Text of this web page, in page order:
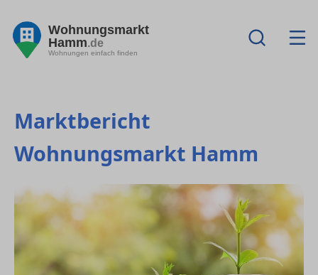
Wohnungsmarkt
Hamm.de
Wohnungen einfach finden
Marktbericht
Wohnungsmarkt Hamm